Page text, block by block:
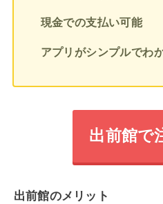
現金での支払い可能
アプリがシンプルでわ
出前館で
出前館のメリット